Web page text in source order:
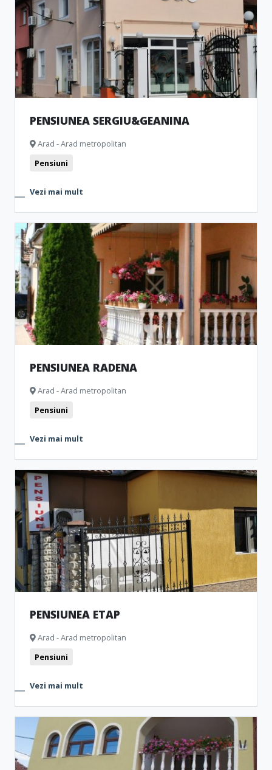
PENSIUNEA SERGIU&GEANINA
Arad - Arad metropolitan
Pensiuni
Vezi mai mult
PENSIUNEA RADENA
Arad - Arad metropolitan
Pensiuni
Vezi mai mult
PENSIUNEA ETAP
Arad - Arad metropolitan
Pensiuni
Vezi mai mult